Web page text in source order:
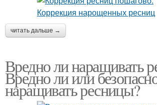
читать дальше →
Вредно ли наращивать
Вредно ли или
наращивать ресницы?